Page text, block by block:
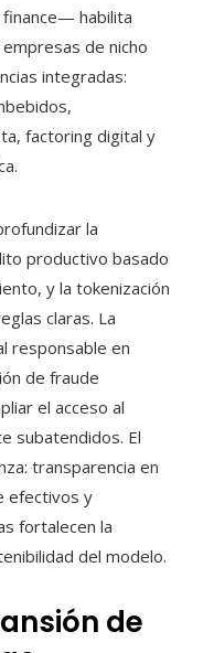
habilita
de nicho
integradas:
factoring digital y
la
productivo basado
y la tokenización
claras. La
responsable en
de fraude
el acceso al
subatendidos. El
transparencia en
efectivos y
fortalecen la
del modelo.
de